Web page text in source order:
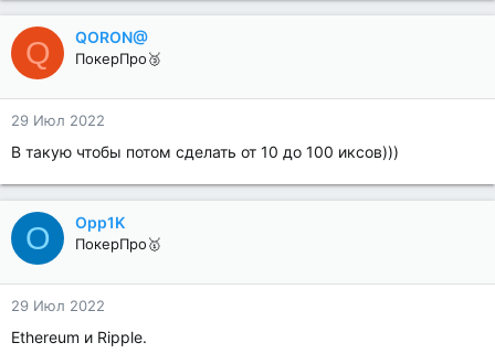
Q QORON@
ПокерПро🥉
29 Июл 2022
В такую чтобы потом сделать от 10 до 100 иксов)))
O Opp1K
ПокерПро🥇
29 Июл 2022
Ethereum и Ripple.